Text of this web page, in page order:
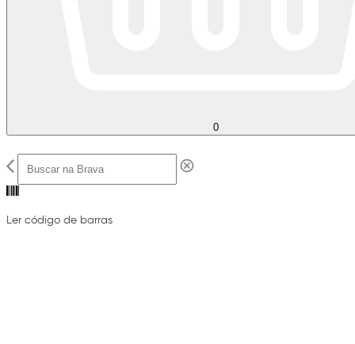
0
Ler código de barras